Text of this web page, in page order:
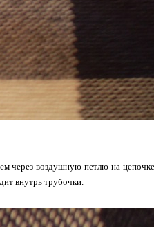
через воздушную петлю на
внутрь трубочки.